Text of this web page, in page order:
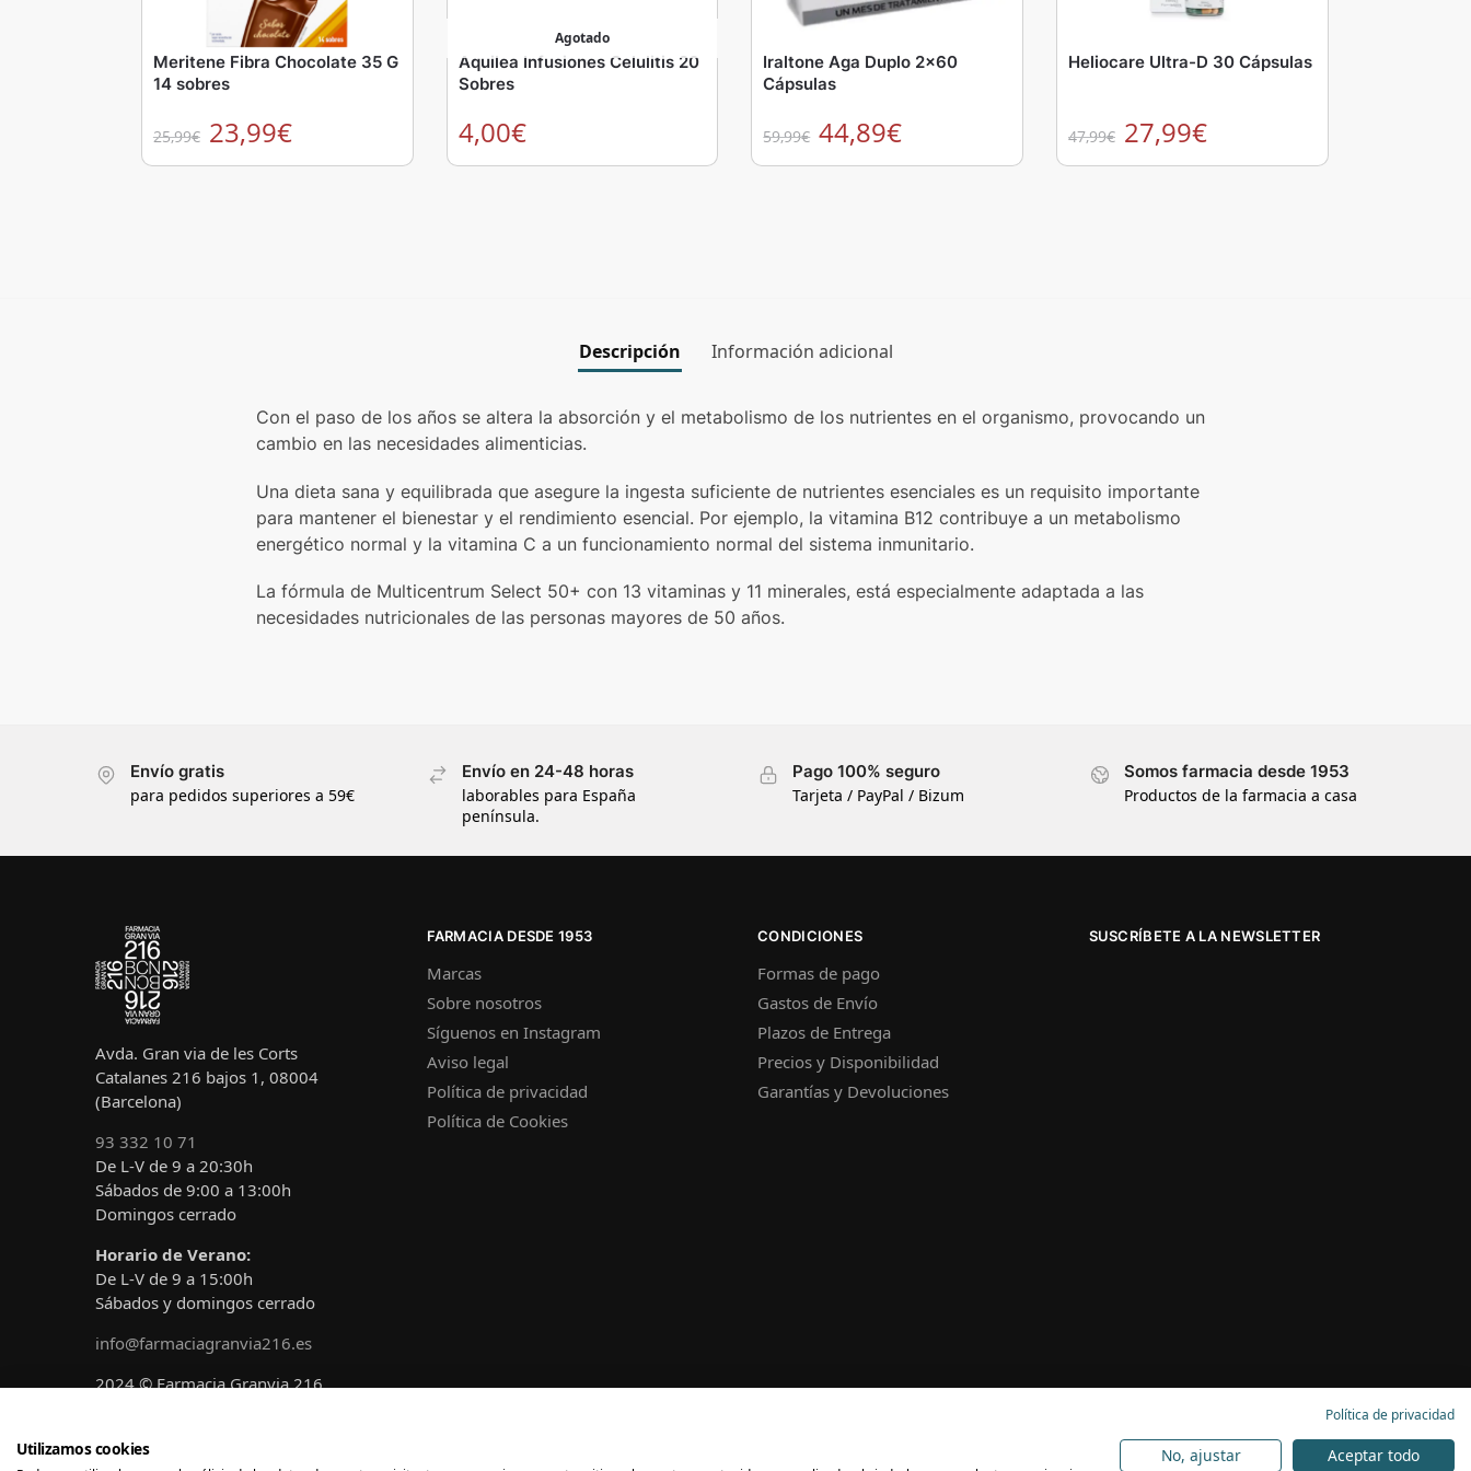
Meritene Fibra Chocolate 35 G
14 sobres
25,99€ 23,99€
Agotado
Aquilea Infusiones Celulitis 20
Sobres
4,00€
Iraltone Aga Duplo 2×60
Cápsulas
59,99€ 44,89€
Heliocare Ultra-D 30 Cápsulas
47,99€ 27,99€
Descripción Información adicional
Con el paso de los años se altera la absorción y el metabolismo de los nutrientes en el organismo, provocando un
cambio en las necesidades alimenticias.
Una dieta sana y equilibrada que asegure la ingesta suficiente de nutrientes esenciales es un requisito importante
para mantener el bienestar y el rendimiento esencial. Por ejemplo, la vitamina B12 contribuye a un metabolismo
energético normal y la vitamina C a un funcionamiento normal del sistema inmunitario.
La fórmula de Multicentrum Select 50+ con 13 vitaminas y 11 minerales, está especialmente adaptada a las
necesidades nutricionales de las personas mayores de 50 años.
Envío gratis
para pedidos superiores a 59€
Envío en 24-48 horas
laborables para España
península.
Pago 100% seguro
Tarjeta / PayPal / Bizum
Somos farmacia desde 1953
Productos de la farmacia a casa
Avda. Gran via de les Corts
Catalanes 216 bajos 1, 08004
(Barcelona)
93 332 10 71
De L-V de 9 a 20:30h
Sábados de 9:00 a 13:00h
Domingos cerrado
Horario de Verano:
De L-V de 9 a 15:00h
Sábados y domingos cerrado
info@farmaciagranvia216.es
2024 © Farmacia Granvia 216
FARMACIA DESDE 1953
Marcas
Sobre nosotros
Síguenos en Instagram
Aviso legal
Política de privacidad
Política de Cookies
CONDICIONES
Formas de pago
Gastos de Envío
Plazos de Entrega
Precios y Disponibilidad
Garantías y Devoluciones
SUSCRÍBETE A LA NEWSLETTER
Política de privacidad
Utilizamos cookies No, ajustar Aceptar todo